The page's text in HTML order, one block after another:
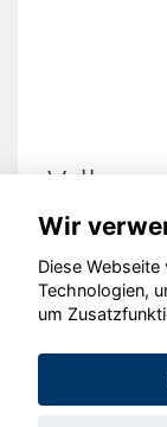
©
Wir
Diese
Technologien,
um